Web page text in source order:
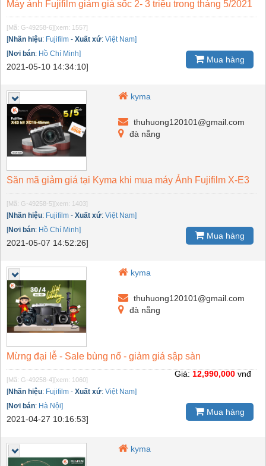
Máy ảnh Fujifilm giảm giá sốc 2- 3 triệu trong tháng 5/2021
[Mã: G-49258-6][xem: 1557]
[Nhãn hiệu: Fujifilm - Xuất xứ: Việt Nam]
[Nơi bán: Hồ Chí Minh]
2021-05-10 14:34:10]
Mua hàng
kyma
thuhuong120101@gmail.com
đà nẵng
Săn mã giảm giá tại Kyma khi mua máy Ảnh Fujifilm X-E3
[Mã: G-49258-5][xem: 1403]
[Nhãn hiệu: Fujifilm - Xuất xứ: Việt Nam]
[Nơi bán: Hồ Chí Minh]
2021-05-07 14:52:26]
Mua hàng
kyma
thuhuong120101@gmail.com
đà nẵng
Mừng đại lễ - Sale bùng nổ - giảm giá sập sàn
[Mã: G-49258-4][xem: 1060]
[Nhãn hiệu: Fujifilm - Xuất xứ: Việt Nam]
[Nơi bán: Hà Nội]
2021-04-27 10:16:53]
Giá: 12,990,000 vnđ
Mua hàng
kyma